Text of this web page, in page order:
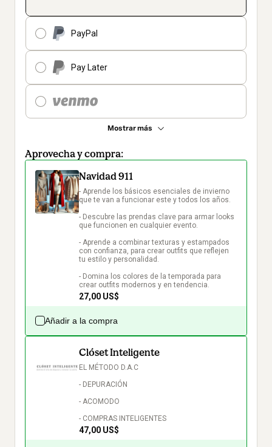
PayPal
Pay Later
Mostrar más
Aprovecha y compra:
Navidad 911
- Aprende los básicos esenciales de invierno
que te van a funcionar este y todos los años.
- Descubre las prendas clave para armar looks
que funcionen en cualquier evento.
- Aprende a combinar texturas y estampados
con confianza, para crear outfits que reflejen
tu estilo y personalidad.
- Domina los colores de la temporada para
crear outfits modernos y en tendencia.
27,00 US$
Añadir a la compra
Clóset Inteligente
EL MÉTODO D.A.C
- DEPURACIÓN
- ACOMODO
- COMPRAS INTELIGENTES
47,00 US$